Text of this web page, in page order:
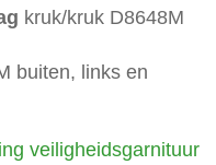
kruk/kruk D8648M
buiten, links en
veiligheidsgarnituur